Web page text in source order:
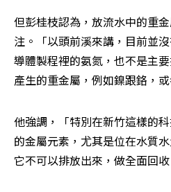
但彭桂枝認為，放流水中的重
注。「以頭前溪來講，目前並
導體製程裡的氨氮，也不是主
產生的重金屬，例如鎳跟鉻，或
他強調，「特別在新竹這樣的
的金屬元素，尤其是位在水質
它不可以排放出來，做全面回收